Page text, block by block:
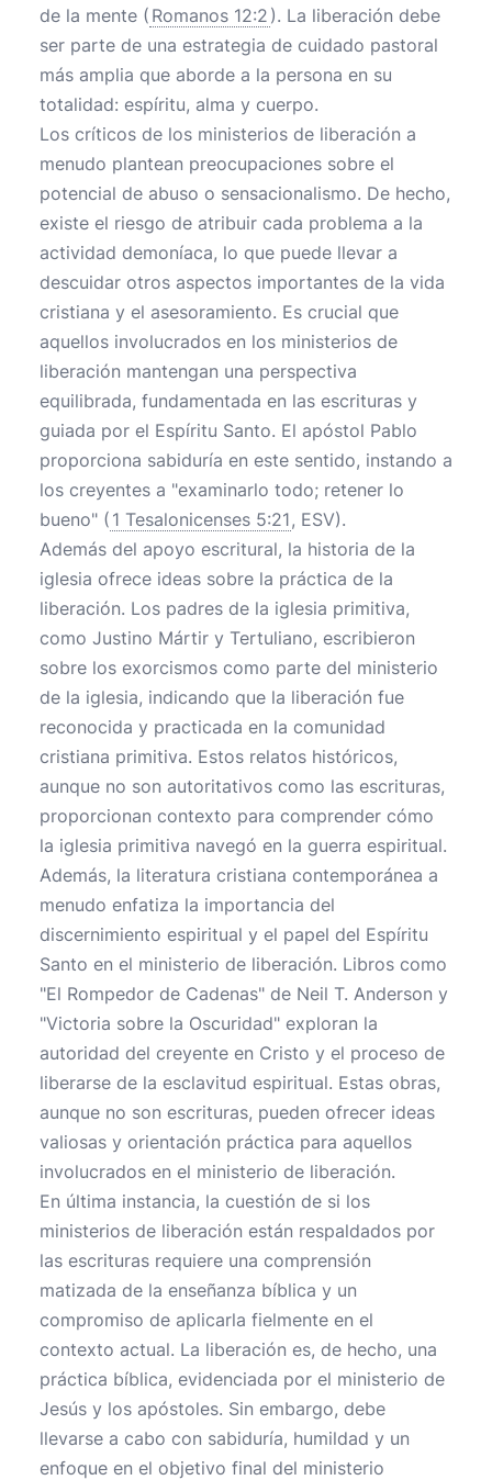
de la mente ( Romanos 12:2 ). La liberación debe
ser parte de una estrategia de cuidado pastoral
más amplia que aborde a la persona en su
totalidad: espíritu, alma y cuerpo.
Los críticos de los ministerios de liberación a
menudo plantean preocupaciones sobre el
potencial de abuso o sensacionalismo. De hecho,
existe el riesgo de atribuir cada problema a la
actividad demoníaca, lo que puede llevar a
descuidar otros aspectos importantes de la vida
cristiana y el asesoramiento. Es crucial que
aquellos involucrados en los ministerios de
liberación mantengan una perspectiva
equilibrada, fundamentada en las escrituras y
guiada por el Espíritu Santo. El apóstol Pablo
proporciona sabiduría en este sentido, instando a
los creyentes a "examinarlo todo; retener lo
bueno" ( 1 Tesalonicenses 5:21, ESV).
Además del apoyo escritural, la historia de la
iglesia ofrece ideas sobre la práctica de la
liberación. Los padres de la iglesia primitiva,
como Justino Mártir y Tertuliano, escribieron
sobre los exorcismos como parte del ministerio
de la iglesia, indicando que la liberación fue
reconocida y practicada en la comunidad
cristiana primitiva. Estos relatos históricos,
aunque no son autoritativos como las escrituras,
proporcionan contexto para comprender cómo
la iglesia primitiva navegó en la guerra espiritual.
Además, la literatura cristiana contemporánea a
menudo enfatiza la importancia del
discernimiento espiritual y el papel del Espíritu
Santo en el ministerio de liberación. Libros como
"El Rompedor de Cadenas" de Neil T. Anderson y
"Victoria sobre la Oscuridad" exploran la
autoridad del creyente en Cristo y el proceso de
liberarse de la esclavitud espiritual. Estas obras,
aunque no son escrituras, pueden ofrecer ideas
valiosas y orientación práctica para aquellos
involucrados en el ministerio de liberación.
En última instancia, la cuestión de si los
ministerios de liberación están respaldados por
las escrituras requiere una comprensión
matizada de la enseñanza bíblica y un
compromiso de aplicarla fielmente en el
contexto actual. La liberación es, de hecho, una
práctica bíblica, evidenciada por el ministerio de
Jesús y los apóstoles. Sin embargo, debe
llevarse a cabo con sabiduría, humildad y un
enfoque en el objetivo final del ministerio